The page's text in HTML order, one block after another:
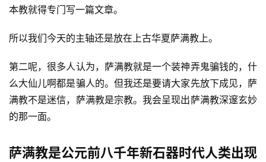
本教就得专门写一篇文章。
所以我们今天的主轴还是放在上古华夏萨满教上。
第二呢，很多人认为，萨满教就是一个装神弄鬼骗钱的，什
么大仙儿啊都是骗人的。但我还是要请大家先放下成见，萨
满教不是迷信，萨满教是宗教。我会呈现出萨满教深邃玄妙
的那一面。
萨满教是公元前八千年新石器时代人类出现